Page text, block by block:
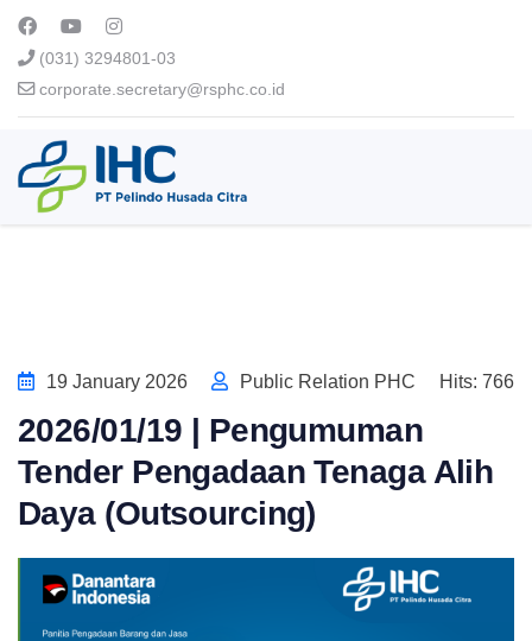
(031) 3294801-03
corporate.secretary@rsphc.co.id
19 January 2026 Public Relation PHC Hits: 766
2026/01/19 | Pengumuman
Tender Pengadaan Tenaga Alih
Daya (Outsourcing)